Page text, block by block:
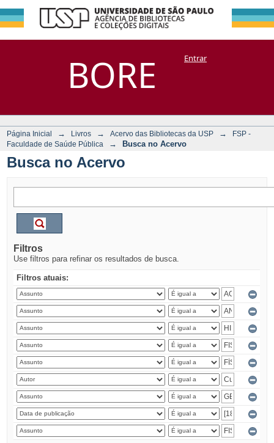
BORE
Busca no Acervo
DSpace/Manakin + CoriscoEntrar
Página Inicial → Livros → Acervo das Bibliotecas da USP →
FSP -
Faculdade de Saúde Pública
→ Busca no Acervo
Busca no Acervo
Filtros
Use filtros para refinar os resultados de busca.
Filtros atuais: